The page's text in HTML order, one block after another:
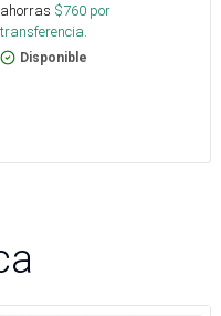
ahorras $760 por
transferencia.
Disponible